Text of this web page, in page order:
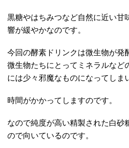
黒糖やはちみつなど自然に近い甘
響が緩やかなのです。
今回の酵素ドリンクは微生物が発
微生物たちにとってミネラルなど
には少々邪魔なものになってしま
時間がかかってしますのです。
なので純度が高い精製された白砂
ので向いているのです。